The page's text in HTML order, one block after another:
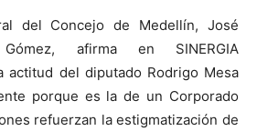
del Concejo de Medellín, José
afirma en SINERGIA
actitud del diputado Rodrigo Mesa
porque es la de un Corporado
refuerzan la estigmatización de